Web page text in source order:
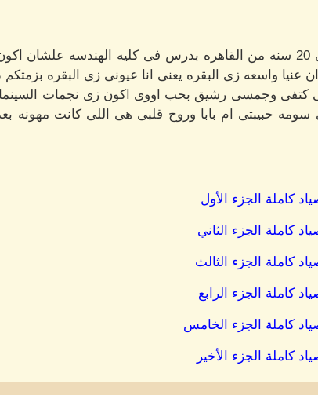
نسيت اعرفكم بنفسى انا نور عندى 20 سنه من القاهره بدرس فى كليه
واسعه زى البقره يعنى انا عيونى زى البقره
كتفى وجمسى رشيق بحب اووى اكون زى نجمات السينما
حبيبتى ام بابا وروح قلبى هى اللى كانت مهونه
كاملة الجزء الأول
كاملة الجزء الثاني
كاملة الجزء الثالث
كاملة الجزء الرابع
كاملة الجزء الخامس
كاملة الجزء الأخير